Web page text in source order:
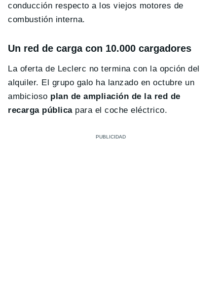
conducción respecto a los viejos motores de
combustión interna.
Un red de carga con 10.000 cargadores
La oferta de Leclerc no termina con la opción del
alquiler. El grupo galo ha lanzado en octubre un
ambicioso plan de ampliación de la red de
recarga públicapara el coche eléctrico.